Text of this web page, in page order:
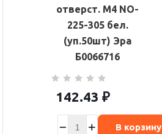
отверст. М4 NO-
225-305 бел.
(уп.50шт) Эра
Б0066716
142.43 ₽
В корзину